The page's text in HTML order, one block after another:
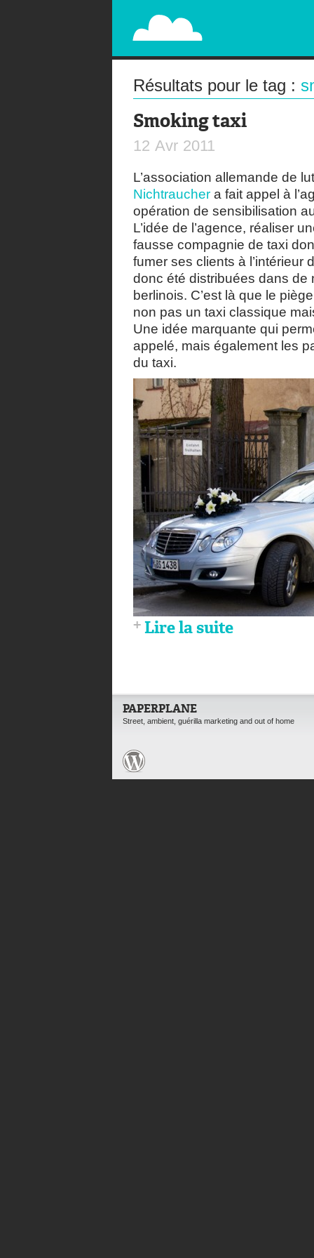
PAPERPLANE
STREET, AMBIENT, GUÉRILLA MARKETING
Résultats pour le tag :
Smoking taxi
12 Avr 2011
L’association allemande de
Nichtraucher a fait appel à
opération de sensibilisation
L’idée de l’agence, réaliser
fausse compagnie de taxi
fumer ses clients à l’intérieur
donc été distribuées dans de
berlinois. C’est là que le
non pas un taxi classique
Une idée marquante qui
appelé, mais également les
du taxi.
Lire la suite
PAPERPLANE
Street, ambient, guérilla marketing and out of home